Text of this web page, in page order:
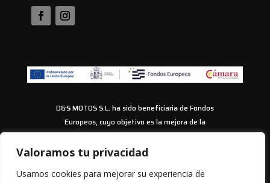
Valoramos tu privacidad
Usamos cookies para mejorar su experiencia de
D&S MOTOS S.L. ha sido beneficiaria de Fondos
Europeos, cuyo objetivo es la mejora de la
competitividad de las PYMES, y gracias al cual ha
puesto en marcha un Plan de Acción con el objetivo
la competitividad de las pymes durante los años